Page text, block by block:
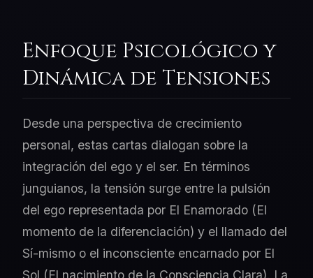
Enfoque Psicológico y
Dinámica de Tensiones
Desde una perspectiva de crecimiento
personal, estas cartas dialogan sobre la
integración del ego y el ser. En términos
junguianos, la tensión surge entre la pulsión
del ego representada por El Enamorado (El
momento de la diferenciación) y el llamado del
Sí-mismo o el inconsciente encarnado por El